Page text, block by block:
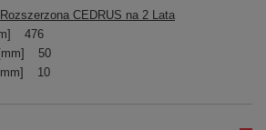
CEDRUS na 2 Lata
476
50
10